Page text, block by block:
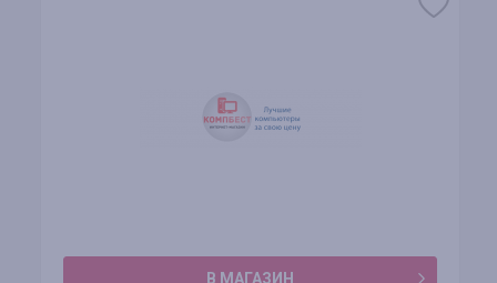
В МАГАЗИН